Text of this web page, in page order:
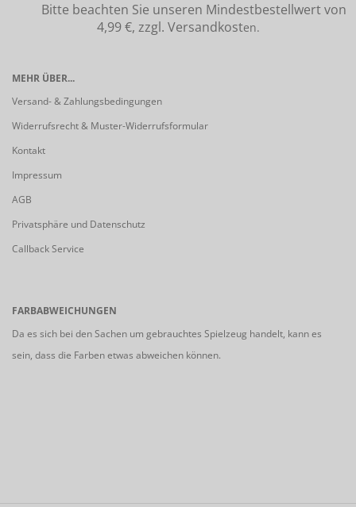
Bitte beachten Sie unseren Mindestbestellwert von
4,99 €, zzgl. Versandkosten.
MEHR ÜBER...
Versand- & Zahlungsbedingungen
Widerrufsrecht & Muster-Widerrufsformular
Kontakt
Impressum
AGB
Privatsphäre und Datenschutz
Callback Service
FARBABWEICHUNGEN
Da es sich bei den Sachen um gebrauchtes Spielzeug handelt, kann es
sein, dass die Farben etwas abweichen können.